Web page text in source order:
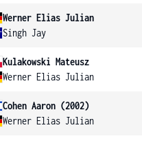
Werner Elias Julian
Singh Jay
Kulakowski Mateusz
Werner Elias Julian
Cohen Aaron (2002)
Werner Elias Julian